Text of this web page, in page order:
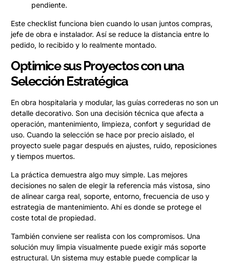
pendiente.
Este checklist funciona bien cuando lo usan juntos compras,
jefe de obra e instalador. Así se reduce la distancia entre lo
pedido, lo recibido y lo realmente montado.
Optimice sus Proyectos con una
Selección Estratégica
En obra hospitalaria y modular, las guías correderas no son un
detalle decorativo. Son una decisión técnica que afecta a
operación, mantenimiento, limpieza, confort y seguridad de
uso. Cuando la selección se hace por precio aislado, el
proyecto suele pagar después en ajustes, ruido, reposiciones
y tiempos muertos.
La práctica demuestra algo muy simple. Las mejores
decisiones no salen de elegir la referencia más vistosa, sino
de alinear carga real, soporte, entorno, frecuencia de uso y
estrategia de mantenimiento. Ahí es donde se protege el
coste total de propiedad.
También conviene ser realista con los compromisos. Una
solución muy limpia visualmente puede exigir más soporte
estructural. Un sistema muy estable puede complicar la